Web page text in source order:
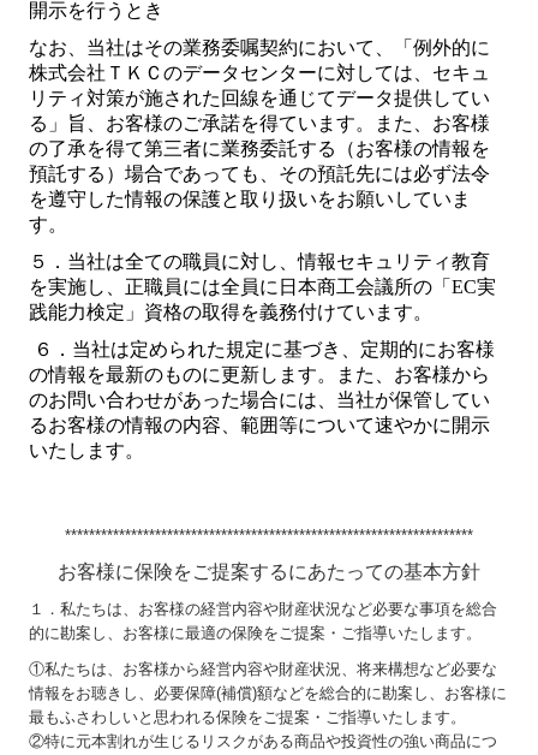
開示を行うとき
なお、当社はその業務委嘱契約において、「例外的に
株式会社ＴＫＣのデータセンターに対しては、セキュ
リティ対策が施された回線を通じてデータ提供してい
る」旨、お客様のご承諾を得ています。また、お客様
の了承を得て第三者に業務委託する（お客様の情報を
預託する）場合であっても、その預託先には必ず法令
を遵守した情報の保護と取り扱いをお願いしていま
す。
５．当社は全ての職員に対し、情報セキュリティ教育
を実施し、正職員には全員に日本商工会議所の「EC実
践能力検定」資格の取得を義務付けています。
６．当社は定められた規定に基づき、定期的にお客様
の情報を最新のものに更新します。また、お客様から
のお問い合わせがあった場合には、当社が保管してい
るお客様の情報の内容、範囲等について速やかに開示
いたします。
********************************************************************
お客様に保険をご提案するにあたっての基本方針
１．私たちは、お客様の経営内容や財産状況など必要な事項を総合
的に勘案し、お客様に最適の保険をご提案・ご指導いたします。
①私たちは、お客様から経営内容や財産状況、将来構想など必要な
情報をお聴きし、必要保障(補償)額などを総合的に勘案し、お客様に
最もふさわしいと思われる保険をご提案・ご指導いたします。
②特に元本割れが生じるリスクがある商品や投資性の強い商品につ